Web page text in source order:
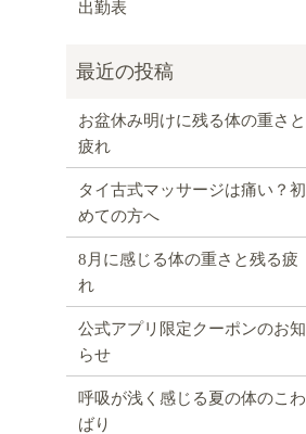
出勤表
お盆休み明けに残る体の重さと
疲れ
タイ古式マッサージは痛い？初
めての方へ
8月に感じる体の重さと残る疲
れ
公式アプリ限定クーポンのお知
らせ
呼吸が浅く感じる夏の体のこわ
ばり